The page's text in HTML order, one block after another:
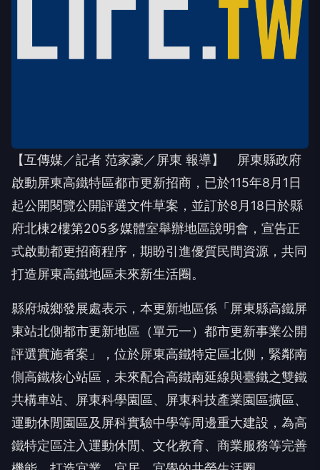
【互傳媒／記者 范家豪／屏東 報導】 屏東縣政府
啟動屏東高鐵特區都市更新招商，已於115年8月1日
起公開閱覽公開評選文件草案，並訂於8月18日於縣
府北棟2樓第205多媒體室舉辦地區說明會，宣告正
式啟動都更招商程序，期盼引進優質民間資源，共同
打造屏東高鐵地區未來新生活圈。
縣府城鄉發展處表示，本更新地區係「屏東縣高鐵屏
東站北側都市更新地區（單元一）都市更新事業公開
評選實施者案」，位於屏東高鐵特定區北側，緊鄰南
側高鐵核心站區，未來配合高鐵南延線與臺鐵之雙鐵
共構車站、屏東科學園區、屏東科技產業園區擴區、
運動休閒園區及屏科實驗中學等周邊重大建設，為高
鐵特定區注入運動休閒、文化教育、商業服務等完善